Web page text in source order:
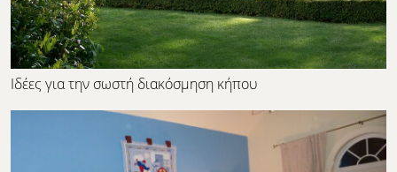
Ιδέες για την σωστή διακόσμηση κήπου